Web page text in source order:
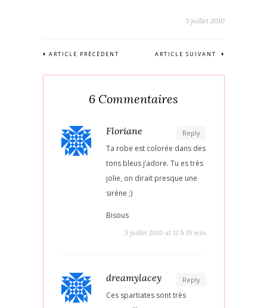
5 juillet 2010
ARTICLE PRÉCÉDENT ARTICLE SUIVANT
6 Commentaires
Reply
Floriane
Ta robe est colorée dans des
tons bleus j’adore. Tu es très
jolie, on dirait presque une
sirène ;)
Bisous
5 juillet 2010 at 12 h 19 min
Reply
dreamylacey
Ces spartiates sont très